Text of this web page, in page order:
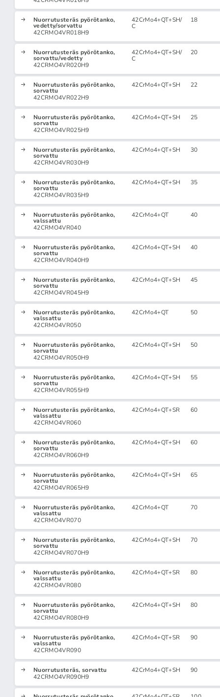
Nuorrutusteräs pyörötanko,
vedetty/sorvattu
42CRMO4VR018H9
42CrMo4+QT+SH/
C
18
Nuorrutusteräs pyörötanko,
sorvattu/vedetty
42CRMO4VR020H9
42CrMo4+QT+SH/
C
20
Nuorrutusteräs pyörötanko,
sorvattu
42CRMO4VR022H9
42CrMo4+QT+SH 22
Nuorrutusteräs pyörötanko,
sorvattu
42CRMO4VR025H9
42CrMo4+QT+SH 25
Nuorrutusteräs pyörötanko,
sorvattu
42CRMO4VR030H9
42CrMo4+QT+SH 30
Nuorrutusteräs pyörötanko,
sorvattu
42CRMO4VR035H9
42CrMo4+QT+SH 35
Nuorrutusteräs pyörötanko,
valssattu
42CRMO4VR040
42CrMo4+QT 40
Nuorrutusteräs pyörötanko,
sorvattu
42CRMO4VR040H9
42CrMo4+QT+SH 40
Nuorrutusteräs pyörötanko,
sorvattu
42CRMO4VR045H9
42CrMo4+QT+SH 45
Nuorrutusteräs pyörötanko,
valssattu
42CRMO4VR050
42CrMo4+QT 50
Nuorrutusteräs pyörötanko,
sorvattu
42CRMO4VR050H9
42CrMo4+QT+SH 50
Nuorrutusteräs pyörötanko,
sorvattu
42CRMO4VR055H9
42CrMo4+QT+SH 55
Nuorrutusteräs pyörötanko,
valssattu
42CRMO4VR060
42CrMo4+QT+SR 60
Nuorrutusteräs pyörötanko,
sorvattu
42CRMO4VR060H9
42CrMo4+QT+SH 60
Nuorrutusteräs pyörötanko,
sorvattu
42CRMO4VR065H9
42CrMo4+QT+SH 65
Nuorrutusteräs pyörötanko,
valssattu
42CRMO4VR070
42CrMo4+QT 70
Nuorrutusteräs pyörötanko,
sorvattu
42CRMO4VR070H9
42CrMo4+QT+SH 70
Nuorrutusteräs pyörötanko,
valssattu
42CRMO4VR080
42CrMo4+QT+SR 80
Nuorrutusteräs pyörötanko,
sorvattu
42CRMO4VR080H9
42CrMo4+QT+SH 80
Nuorrutusteräs pyörötanko,
valssattu
42CRMO4VR090
42CrMo4+QT+SR 90
Nuorrutusteräs, sorvattu
42CRMO4VR090H9
42CrMo4+QT+SH 90